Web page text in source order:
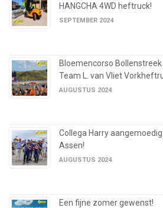
HANGCHA 4WD heftruck!
SEPTEMBER 2024
Bloemencorso
Team L. van Vliet
AUGUSTUS 2024
Collega Harry
Assen!
AUGUSTUS 2024
Een fijne zomer gewenst!